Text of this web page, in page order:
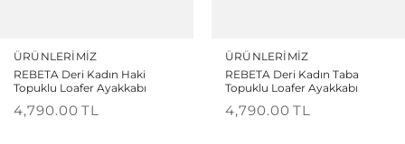
ÜRÜNLERIMIZ
REBETA Deri Kadın Haki
Topuklu Loafer Ayakkabı
4,790.00 TL
ÜRÜNLERIMIZ
REBETA Deri Kadın Taba
Topuklu Loafer Ayakkabı
4,790.00 TL